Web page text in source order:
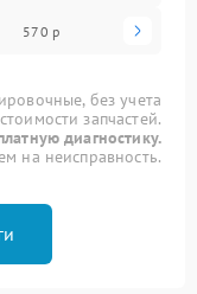
570 р
без учета
стоимости запчастей.
диагностику.
на неисправность.